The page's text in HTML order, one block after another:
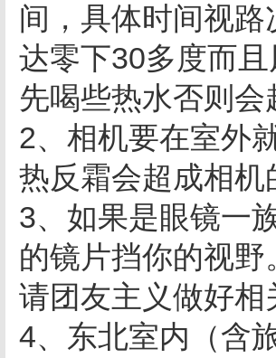
间，具体时间视
达零下30多度而
先喝些热水否则
2、相机要在室外
热反霜会超成相
3、如果是眼镜一
的镜片挡你的视
请团友主义做好
4、东北室内（含